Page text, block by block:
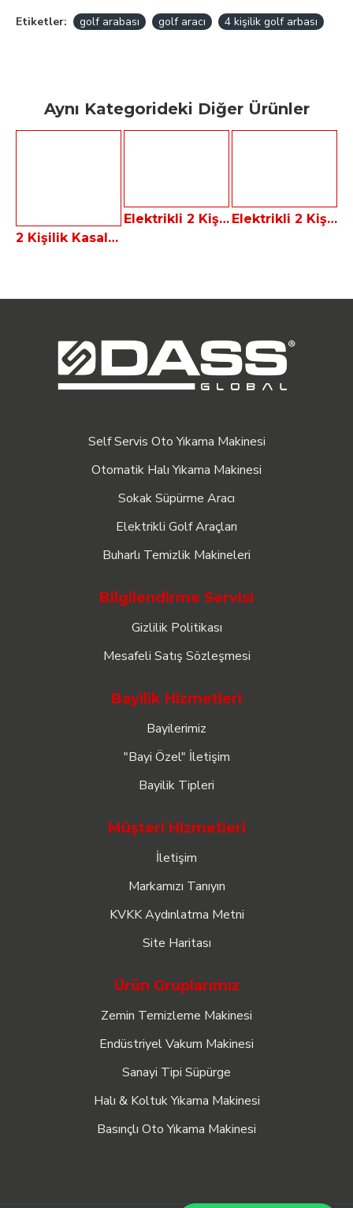
Etiketler: golf arabası golf aracı 4 kişilik golf arbası
Aynı Kategorideki Diğer Ürünler
2 Kişilik Kasalı Golf Arabası Dass BAGI-2K+ Yeni Nesil Elektrikli Kamyonet
Elektrikli 2 Kişilik Golf Arabası Dass MACRO 2.30 Elektrikli 2 Kişilik Kasalı Golf Arabası Dass BAGI-2K
Self Servis Oto Yıkama Makinesi
Otomatik Halı Yıkama Makinesi
Sokak Süpürme Aracı
Elektrikli Golf Araçları
Buharlı Temizlik Makineleri
Bilgilendirme Servisi
Gizlilik Politikası
Mesafeli Satış Sözleşmesi
Bayilik Hizmetleri
Bayilerimiz
"Bayi Özel" İletişim
Bayilik Tipleri
Müşteri Hizmetleri
İletişim
Markamızı Tanıyın
KVKK Aydınlatma Metni
Site Haritası
Ürün Gruplarımız
Zemin Temizleme Makinesi
Endüstriyel Vakum Makinesi
Sanayi Tipi Süpürge
Halı & Koltuk Yıkama Makinesi
Basınçlı Oto Yıkama Makinesi